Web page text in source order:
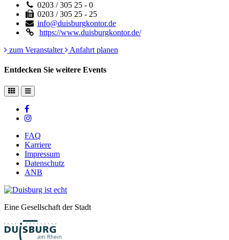
0203 / 305 25 - 0
0203 / 305 25 - 25
info@duisburgkontor.de
https://www.duisburgkontor.de/
zum Veranstalter
Anfahrt planen
Entdecken Sie weitere Events
FAQ
Karriere
Impressum
Datenschutz
ANB
Eine Gesellschaft der Stadt